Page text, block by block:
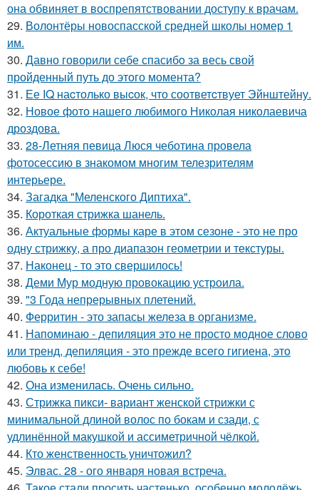
она обвиняет в воспрепятствовании доступу к врачам.
29. Волонтёры новоспасской средней школы номер 1
им.
30. Давно говорили себе спасибo за весь свой
пройденный путь до этого момента?
31. Ее IQ наcтолько выcок, что соответcтвует Эйнштейну.
32. Новое фото нашего любимого Николая николаевича
дроздова.
33. 28-Летняя певица Люся чеботина провела
фотосессию в знакомом многим телезрителям
интерьере.
34. Загадка "Меленского Диптиха".
35. Короткая стрижка шанель.
36. Актуальные формы каре в этом сезоне - это не про
одну стрижку, а про диапазон геометрии и текстуры.
37. Наконец - то это свершилось!
38. Деми Мур модную провокацию устроила.
39. "3 Года непрерывных плетений.
40. Ферритин - это запасы железа в организме.
41. Напоминаю - депиляция это не просто модное слово
или тренд, депиляция - это прежде всего гигиена, это
любовь к себе!
42. Она изменилась. Очень сильно.
43. Стрижка пикси- вариант женской стрижки с
минимальной длиной волос по бокам и сзади, с
удлинённой макушкой и ассиметричной чёлкой.
44. Кто женственность уничтожил?
45. Элвас. 28 - ого января новая встреча.